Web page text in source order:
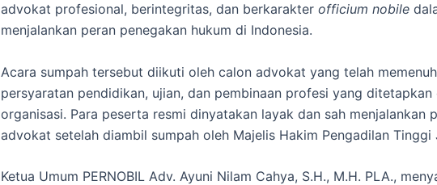
advokat profesional, berintegritas, dan berkarakter officium nobile
menjalankan peran penegakan hukum di Indonesia.
Acara sumpah tersebut diikuti oleh calon advokat yang telah
persyaratan pendidikan, ujian, dan pembinaan profesi yang ditetapkan
organisasi. Para peserta resmi dinyatakan layak dan sah menjalankan
advokat setelah diambil sumpah oleh Majelis Hakim Pengadilan Tinggi
Ketua Umum PERNOBIL Adv. Ayuni Nilam Cahya, S.H., M.H. PLA.,